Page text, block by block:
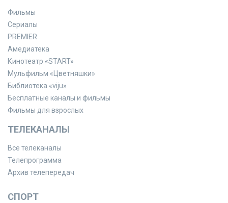
Фильмы
Сериалы
PREMIER
Амедиатека
Кинотеатр «START»
Мульфильм «Цветняшки»
Библиотека «viju»
Бесплатные каналы и фильмы
Фильмы для взрослых
ТЕЛЕКАНАЛЫ
Все телеканалы
Телепрограмма
Архив телепередач
СПОРТ